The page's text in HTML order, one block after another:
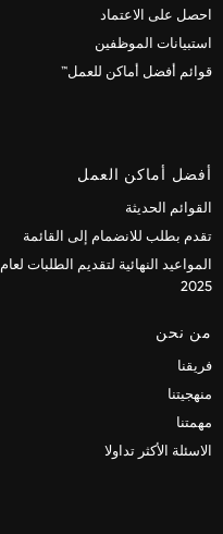
احصل على الاعتماد
استبيانات الموظفين
قوائم أفضل أماكن للعمل™
أفضل أماكن العمل
القوائم الحديثة
تقدم بطلب للانضمام إلى القائمة
المواعيد النهائية لتقديم الطلبات لعام
2025
من نحن
فريقنا
منهجيتنا
مهمتنا
الاسئلة الأكثر تداولا